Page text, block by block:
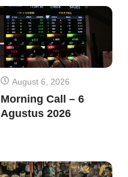
August 6, 2026
Morning Call – 6
Agustus 2026